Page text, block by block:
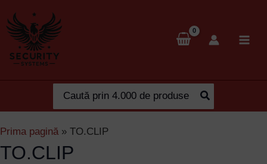
to
content
for:
Prima pagină» TO.CLIP
TO.CLIP